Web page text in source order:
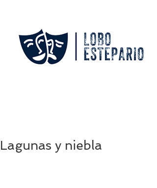
Lagunas y niebla